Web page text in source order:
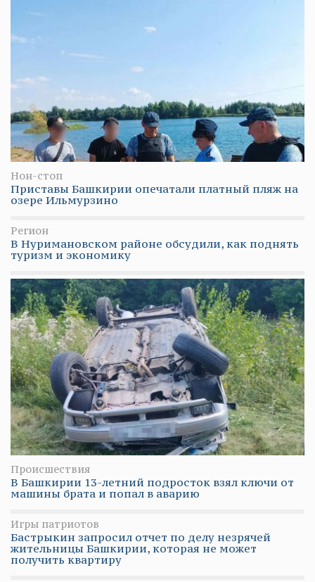
Нон-стоп
Приставы Башкирии опечатали платный пляж на
озере Ильмурзино
Регион
В Нуримановском районе обсудили, как поднять
туризм и экономику
Происшествия
В Башкирии 13-летний подросток взял ключи от
машины брата и попал в аварию
Игры патриотов
Бастрыкин запросил отчет по делу незрячей
жительницы Башкирии, которая не может
получить квартиру